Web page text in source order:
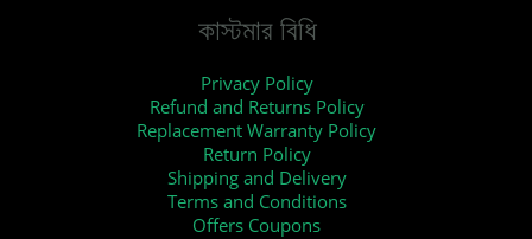
কাস্টমার বিধি
Privacy Policy
Refund and Returns Policy
Replacement Warranty Policy
Return Policy
Shipping and Delivery
Terms and Conditions
Offers Coupons